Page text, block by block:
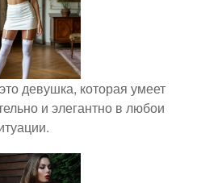
девушка, которая умеет
и элегантно в любои